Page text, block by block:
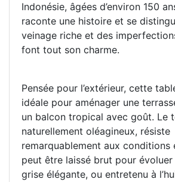
Indonésie, âgées d’environ 150
raconte une histoire et se
veinage riche et des
font tout son charme.
Pensée pour l’extérieur, cette
idéale pour aménager une
un balcon tropical avec goût. Le
naturellement oléagineux, résiste
remarquablement aux conditions
peut être laissé brut pour
grise élégante, ou entretenu à